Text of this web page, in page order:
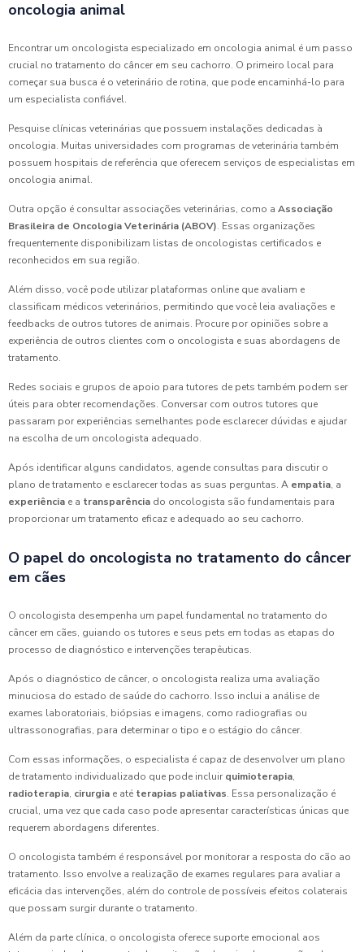
oncologia animal
Encontrar um oncologista especializado em oncologia animal é um passo
crucial no tratamento do câncer em seu cachorro. O primeiro local para
começar sua busca é o veterinário de rotina, que pode encaminhá-lo para
um especialista confiável.
Pesquise clínicas veterinárias que possuem instalações dedicadas à
oncologia. Muitas universidades com programas de veterinária também
possuem hospitais de referência que oferecem serviços de especialistas em
oncologia animal.
Outra opção é consultar associações veterinárias, como a Associação
Brasileira de Oncologia Veterinária (ABOV). Essas organizações
frequentemente disponibilizam listas de oncologistas certificados e
reconhecidos em sua região.
Além disso, você pode utilizar plataformas online que avaliam e
classificam médicos veterinários, permitindo que você leia avaliações e
feedbacks de outros tutores de animais. Procure por opiniões sobre a
experiência de outros clientes com o oncologista e suas abordagens de
tratamento.
Redes sociais e grupos de apoio para tutores de pets também podem ser
úteis para obter recomendações. Conversar com outros tutores que
passaram por experiências semelhantes pode esclarecer dúvidas e ajudar
na escolha de um oncologista adequado.
Após identificar alguns candidatos, agende consultas para discutir o
plano de tratamento e esclarecer todas as suas perguntas. A empatia, a
experiência e a transparência do oncologista são fundamentais para
proporcionar um tratamento eficaz e adequado ao seu cachorro.
O papel do oncologista no tratamento do câncer
em cães
O oncologista desempenha um papel fundamental no tratamento do
câncer em cães, guiando os tutores e seus pets em todas as etapas do
processo de diagnóstico e intervenções terapêuticas.
Após o diagnóstico de câncer, o oncologista realiza uma avaliação
minuciosa do estado de saúde do cachorro. Isso inclui a análise de
exames laboratoriais, biópsias e imagens, como radiografias ou
ultrassonografias, para determinar o tipo e o estágio do câncer.
Com essas informações, o especialista é capaz de desenvolver um plano
de tratamento individualizado que pode incluir quimioterapia,
radioterapia, cirurgia e até terapias paliativas. Essa personalização é
crucial, uma vez que cada caso pode apresentar características únicas que
requerem abordagens diferentes.
O oncologista também é responsável por monitorar a resposta do cão ao
tratamento. Isso envolve a realização de exames regulares para avaliar a
eficácia das intervenções, além do controle de possíveis efeitos colaterais
que possam surgir durante o tratamento.
Além da parte clínica, o oncologista oferece suporte emocional aos